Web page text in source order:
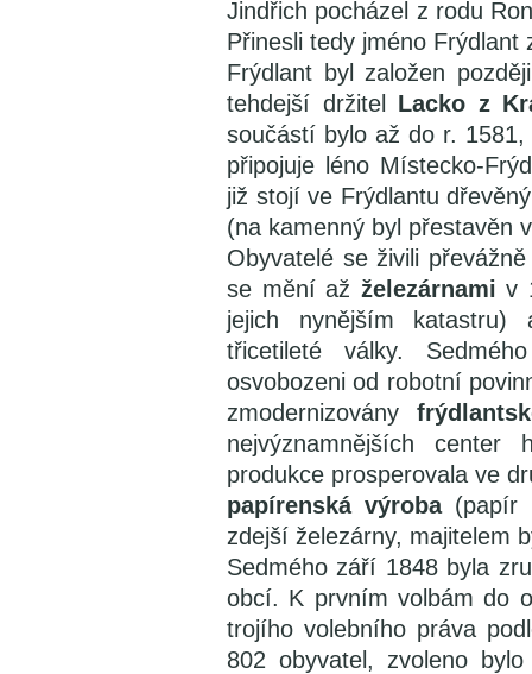
Jindřich pocházel z rodu
Přinesli tedy jméno Frýdlant
Frýdlant byl založen
tehdejší držitel Lacko z
součástí bylo až do r.
připojuje léno Místecko-
již stojí ve Frýdlantu
(na kamenný byl přestavěn
Obyvatelé se živili
se mění až železárnami v
jejich nynějším
třicetileté války.
osvobozeni od robotní
zmodernizovány
nejvýznamnějších
produkce prosperovala ve
papírenská výroba(papír
zdejší železárny, majitelem
Sedmého září 1848 byla
obcí. K prvním volbám do
trojího volebního práva
802 obyvatel, zvoleno